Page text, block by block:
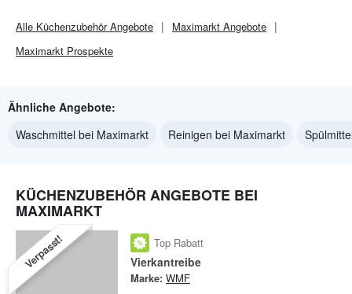
Alle KüchenzubehörAngebote Maximarkt Angebote
Maximarkt Prospekte
Ähnliche Angebote:
Waschmittel bei Maximarkt
Reinigen bei Maximarkt
KÜCHENZUBEHÖR ANGEBOTE BEI
MAXIMARKT
Verpasst! Top Rabatt
Vierkantreibe
Marke: WMF